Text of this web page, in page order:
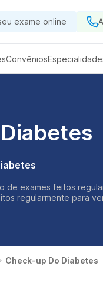
exame online
Convênios
de exames feitos
regularmente para
Check-up Do Diabetes